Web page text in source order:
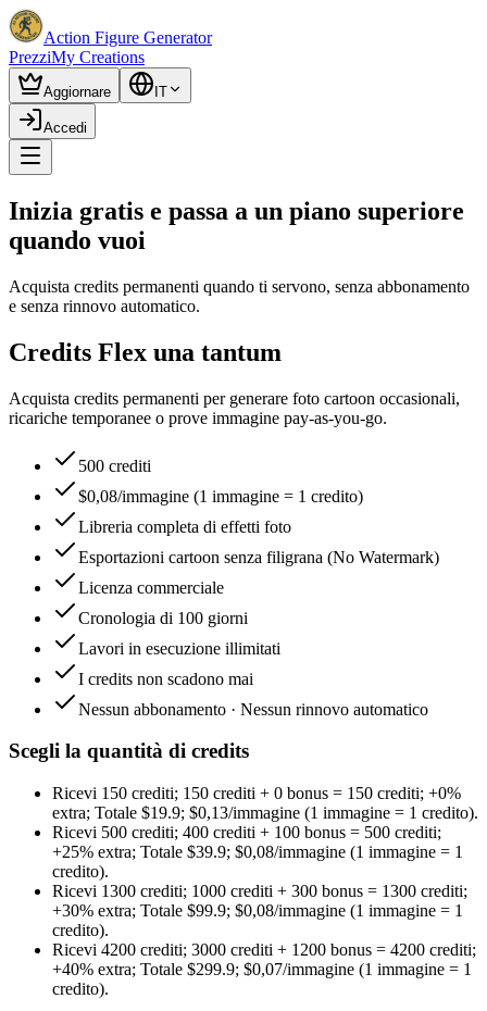
Action Figure Generator
PrezziMy Creations
Aggiornare IT
Accedi
Inizia gratis e passa a un piano superiore
quando vuoi
Acquista credits permanenti quando ti servono, senza abbonamento
e senza rinnovo automatico.
Credits Flex una tantum
Acquista credits permanenti per generare foto cartoon occasionali,
ricariche temporanee o prove immagine pay-as-you-go.
500 crediti
$0,08/immagine (1 immagine = 1 credito)
Libreria completa di effetti foto
Esportazioni cartoon senza filigrana (No Watermark)
Licenza commerciale
Cronologia di 100 giorni
Lavori in esecuzione illimitati
I credits non scadono mai
Nessun abbonamento · Nessun rinnovo automatico
Scegli la quantità di credits
Ricevi 150 crediti; 150 crediti + 0 bonus = 150 crediti; +0%
extra; Totale $19.9; $0,13/immagine (1 immagine = 1 credito).
Ricevi 500 crediti; 400 crediti + 100 bonus = 500 crediti;
+25% extra; Totale $39.9; $0,08/immagine (1 immagine = 1
credito).
Ricevi 1300 crediti; 1000 crediti + 300 bonus = 1300 crediti;
+30% extra; Totale $99.9; $0,08/immagine (1 immagine = 1
credito).
Ricevi 4200 crediti; 3000 crediti + 1200 bonus = 4200 crediti;
+40% extra; Totale $299.9; $0,07/immagine (1 immagine = 1
credito).